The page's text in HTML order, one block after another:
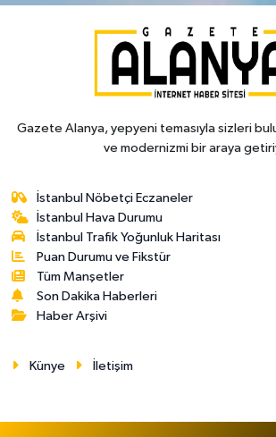
Gazete Alanya, yepyeni temasıyla sizleri
ve modernizmi bir araya
İstanbul Nöbetçi Eczaneler
İstanbul Hava Durumu
İstanbul Trafik Yoğunluk Haritası
Puan Durumu ve Fikstür
Tüm Manşetler
Son Dakika Haberleri
Haber Arşivi
Künye İletişim